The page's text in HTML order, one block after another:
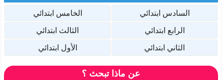
السادس ابتدائي
الخامس ابتدائي
الرابع ابتدائي
الثالث ابتدائي
الثاني ابتدائي
الأول ابتدائي
عن ماذا تبحث ؟